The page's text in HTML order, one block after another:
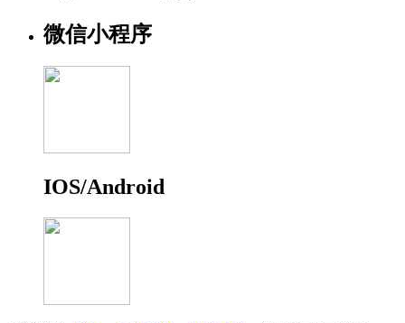
微信小程序
IOS/Android